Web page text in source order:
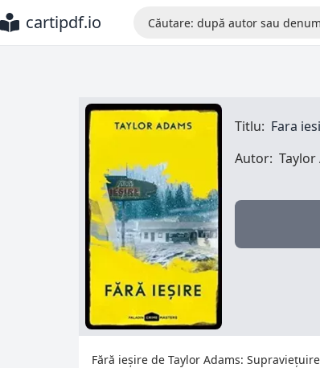
cartipdf.io
Titlu: Fara
Autor: Taylor
Fără ieșire de Taylor Adams: